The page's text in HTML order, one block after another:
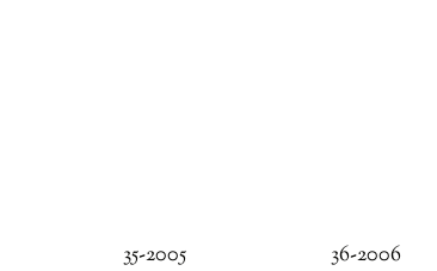
35-2005 36-2006